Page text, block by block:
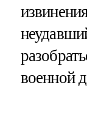
военной